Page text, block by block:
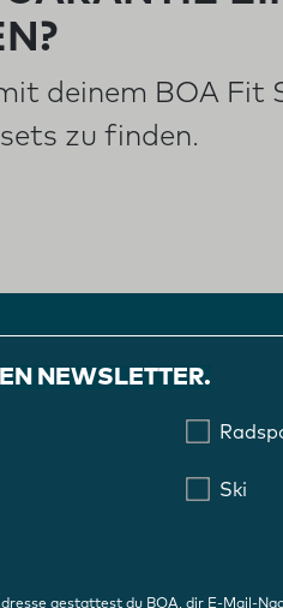
deinem BOA Fit
zu finden.
NEWSLETTER.
Ski
gestattest du BOA, dir E-Mail-